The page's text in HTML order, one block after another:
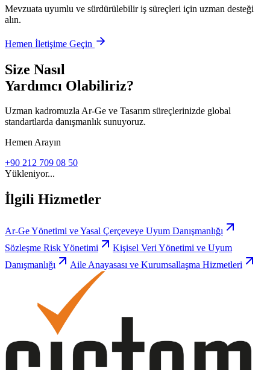
Mevzuata uyumlu ve sürdürülebilir iş süreçleri için uzman desteği
alın.
Hemen İletişime Geçin
Size Nasıl
Yardımcı Olabiliriz?
Uzman kadromuzla Ar-Ge ve Tasarım süreçlerinizde global
standartlarda danışmanlık sunuyoruz.
Hemen Arayın
+90 212 709 08 50
Yükleniyor...
İlgili Hizmetler
Ar-Ge Yönetimi ve Yasal Çerçeveye Uyum Danışmanlığı
Sözleşme Risk Yönetimi
Kişisel Veri Yönetimi ve Uyum
Danışmanlığı
Aile Anayasası ve Kurumsallaşma Hizmetleri